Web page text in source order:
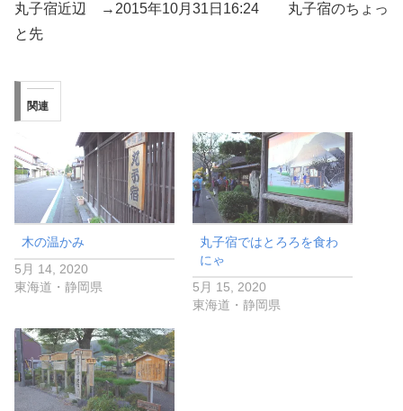
丸子宿近辺 →2015年10月31日16:24 丸子宿のちょっ
と先
関連
木の温かみ
5月 14, 2020
東海道・静岡県
丸子宿ではとろろを食わ
にゃ
5月 15, 2020
東海道・静岡県